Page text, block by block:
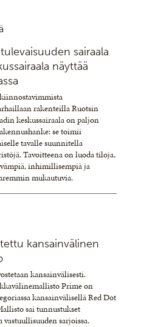
sairaala
näyttää
rakenteilla Ruotsin
keskussairaala on paljon
se toimii
tavalle suunnitella
Tavoitteena on luoda tiloja,
inhimillisempiä ja
mukautuvia.
kansainvälinen
kansainvälisesti.
Prime on
kansainvälisellä Red Dot
sai tunnustukset
sarjoissa.